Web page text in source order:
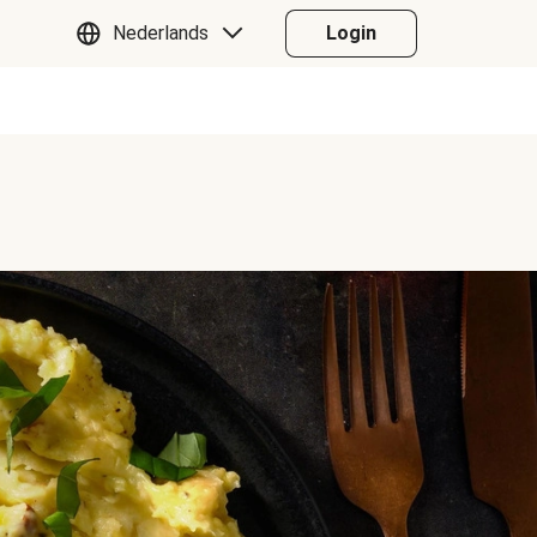
Nederlands Login